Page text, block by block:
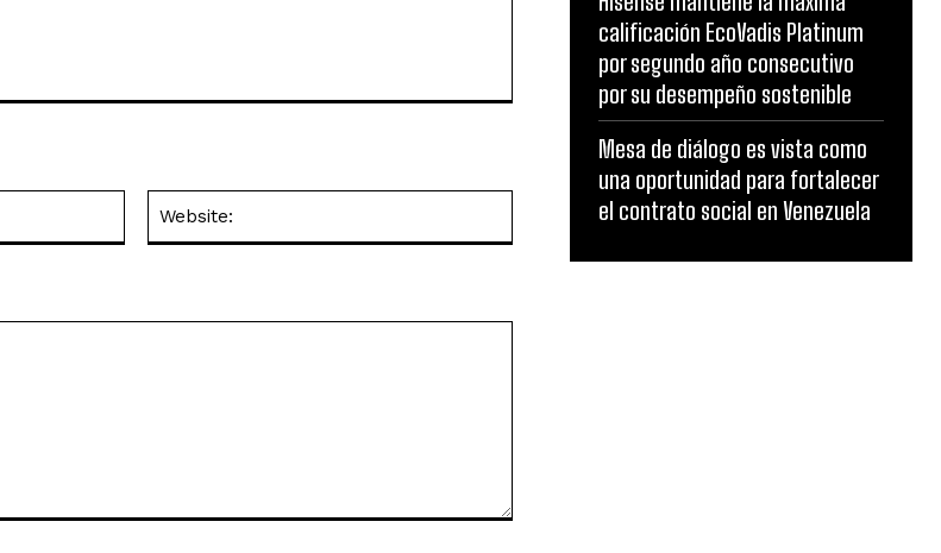
calificación EcoVadis Platinum
por segundo año consecutivo
por su desempeño sostenible
Mesa de diálogo es vista como
una oportunidad para fortalecer
el contrato social en Venezuela